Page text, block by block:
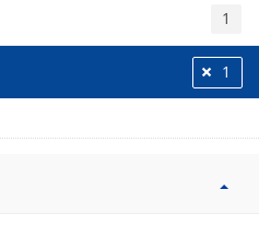
1
1